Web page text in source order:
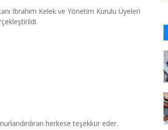
İbrahim Kelek ve Yönetim Kurulu Üyeleri
herkese teşekkür eder.